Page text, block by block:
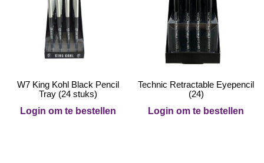
W7 King Kohl Black Pencil
Tray (24 stuks)
Login om te bestellen
Technic Retractable Eyepencil
(24)
Login om te bestellen